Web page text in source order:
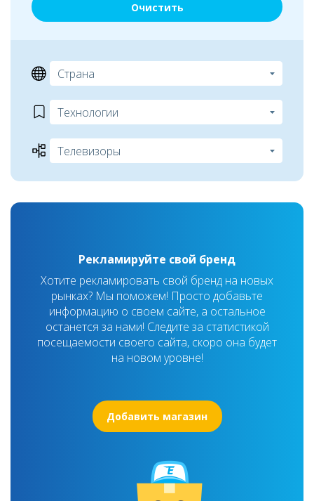
Очистить
Рекламируйте свой бренд
Хотите рекламировать свой бренд на новых
рынках? Мы поможем! Просто добавьте
информацию о своем сайте, а остальное
останется за нами! Следите за статистикой
посещаемости своего сайта, скоро она будет
на новом уровне!
Добавить магазин